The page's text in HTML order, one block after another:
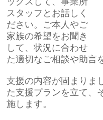
スタッフとお話しく
ださい。ご本人やご
家族の希望をお聞き
して、状況に合わせ
た適切なご相談や助言
支援の内容が固まりま
た支援プランを立て、
施します。